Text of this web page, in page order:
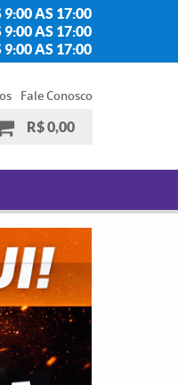
9:00 AS 17:00
AS 17:00
AS 17:00
Fale Conosco
R$ 0,00